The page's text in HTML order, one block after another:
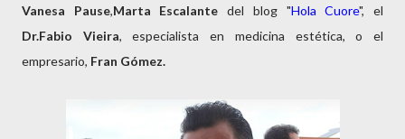
Vanesa Pause,Marta Escalante del blog "Hola Cuore", el
Dr.Fabio Vieira, especialista en medicina estética, o el
empresario, Fran Gómez.